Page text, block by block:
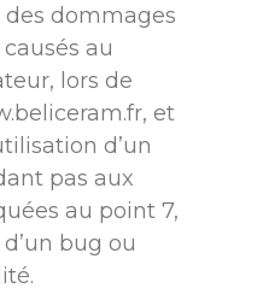
dommages
au
lors de
, et
d’un
pas aux
au point 7,
bug ou